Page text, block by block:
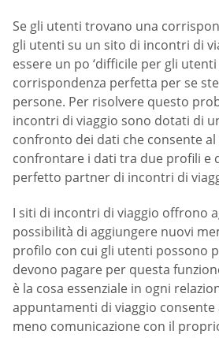
Se gli utenti trovano una
gli utenti su un sito di incontri di
essere un po ‘difficile per gli
corrispondenza perfetta per se
persone. Per risolvere questo
incontri di viaggio sono dotati di
confronto dei dati che consente
confrontare i dati tra due profili e
perfetto partner di incontri di
I siti di incontri di viaggio offrono
possibilità di aggiungere nuovi
profilo con cui gli utenti possono
devono pagare per questa
è la cosa essenziale in ogni
appuntamenti di viaggio
meno comunicazione con il